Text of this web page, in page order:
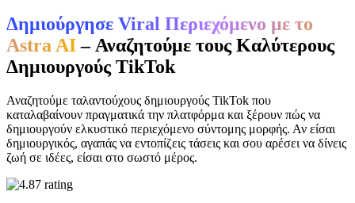
Δημιούργησε Viral Περιεχόμενο με το
Astra AI– Αναζητούμε τους Καλύτερους
Δημιουργούς TikTok
Αναζητούμε ταλαντούχους δημιουργούς TikTok που
καταλαβαίνουν πραγματικά την πλατφόρμα και ξέρουν πώς να
δημιουργούν ελκυστικό περιεχόμενο σύντομης μορφής. Αν είσαι
δημιουργικός, αγαπάς να εντοπίζεις τάσεις και σου αρέσει να δίνεις
ζωή σε ιδέες, είσαι στο σωστό μέρος.